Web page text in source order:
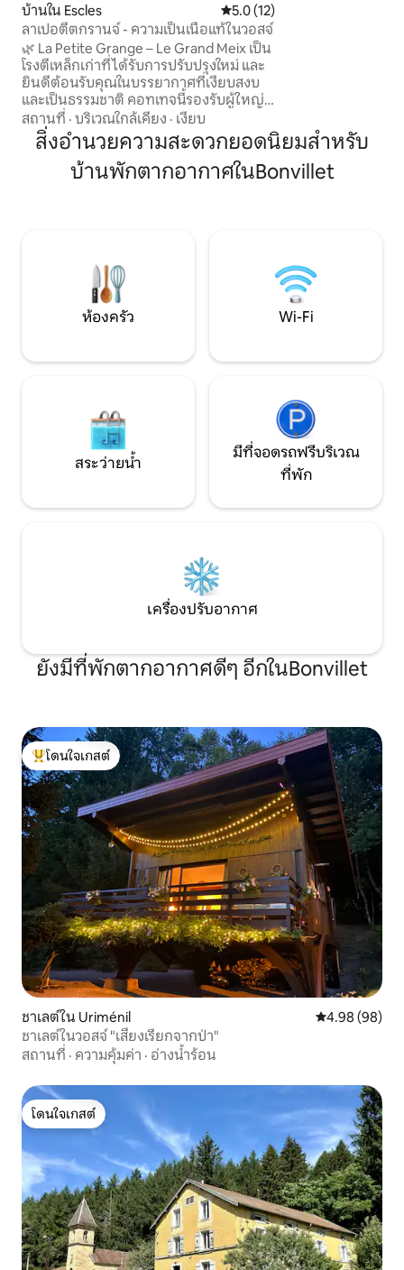
บ้านใน Escles คะแนนเฉลี่ย 5.0 จาก 5, 12 รีวิว
5.0 (12)
ลาเปอตีตกรานจ์ - ความเป็นเนื้อแท้ในวอสจ์
🌿 La Petite Grange – Le Grand Meix เป็น
โรงตีเหล็กเก่าที่ได้รับการปรับปรุงใหม่ และ
ยินดีต้อนรับคุณในบรรยากาศที่เงียบสงบ
และเป็นธรรมชาติ คอทเทจนี้รองรับผู้ใหญ่
ได้สูงสุด 2 คนและเด็ก 2 คนด้วยโซฟาเบด
ห้องครัวอุปกรณ์ครบครัน ห้องนอนสบาย
พร้อมเตียงควีนไซส์ ห้องน้ำพร้อมฝักบัว จา
กกีต คุณสามารถเดินป่าได้โดยตรงโดย
เฉพาะไปยังวาลลอนแซ็งมาร์แต็ง รวม
สถานที่ · บริเวณใกล้เคียง · เงียบ
สิ่งอำนวยความสะดวกยอดนิยมสำหรับ
บ้านพักตากอากาศในBonvillet
ห้องครัว Wi-Fi
สระว่ายน้ำ
มีที่จอดรถฟรีบริเวณ
ที่พัก
เครื่องปรับอากาศ
ยังมีที่พักตากอากาศดีๆ อีกในBonvillet
โดนใจเกสต์ที่สุด
โดนใจเกสต์
ชาเลต์ใน Uriménil คะแนนเฉลี่ย
4.98 (98)
ชาเลต์ในวอสจ์ "เสียงเรียกจากป่า"
สถานที่ · ความคุ้มค่า · อ่างน้ำร้อน
โดนใจเกสต์
โดนใจเกสต์